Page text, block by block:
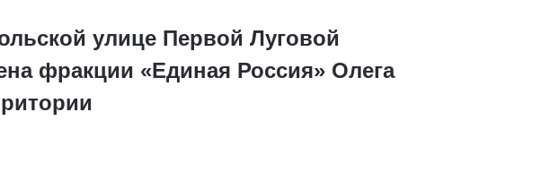
улице Первой Луговой
фракции «Единая Россия» Олега